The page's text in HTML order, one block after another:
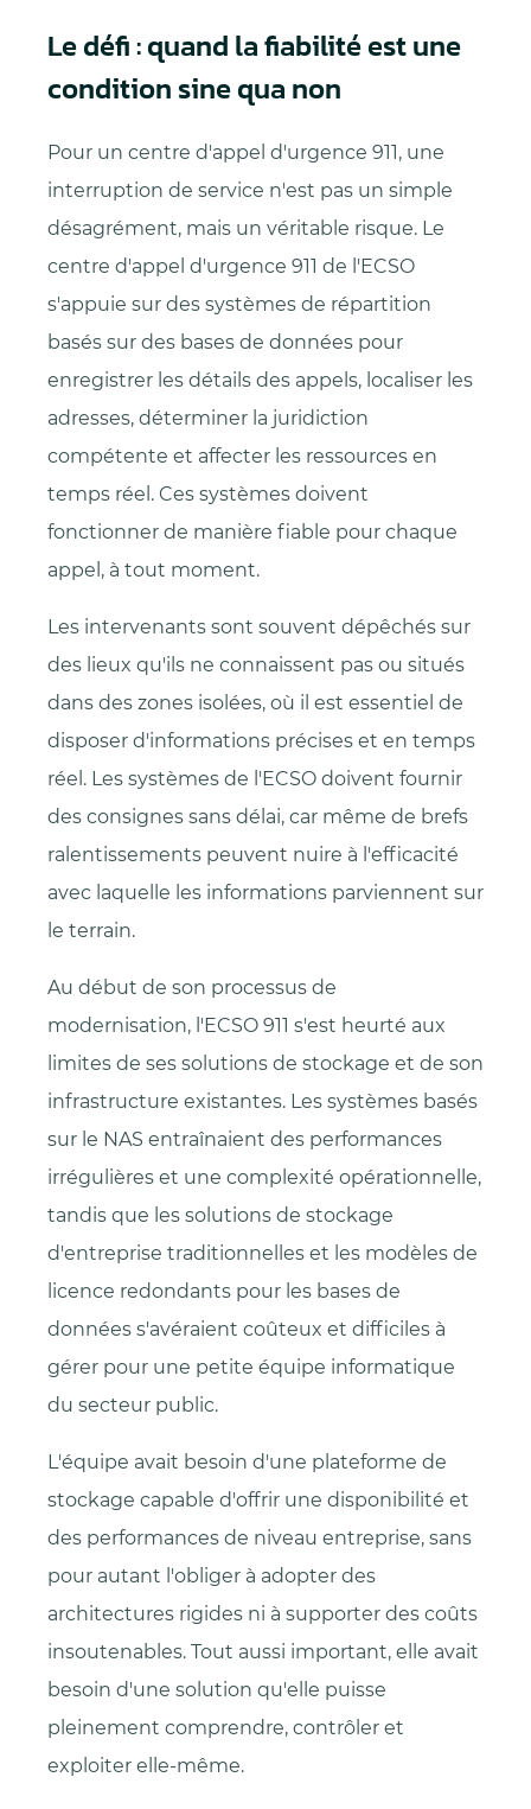
Le défi : quand la fiabilité est une
condition sine qua non
Pour un centre d'appel d'urgence 911, une
interruption de service n'est pas un simple
désagrément, mais un véritable risque. Le
centre d'appel d'urgence 911 de l'ECSO
s'appuie sur des systèmes de répartition
basés sur des bases de données pour
enregistrer les détails des appels, localiser les
adresses, déterminer la juridiction
compétente et affecter les ressources en
temps réel. Ces systèmes doivent
fonctionner de manière fiable pour chaque
appel, à tout moment.
Les intervenants sont souvent dépêchés sur
des lieux qu'ils ne connaissent pas ou situés
dans des zones isolées, où il est essentiel de
disposer d'informations précises et en temps
réel. Les systèmes de l'ECSO doivent fournir
des consignes sans délai, car même de brefs
ralentissements peuvent nuire à l'efficacité
avec laquelle les informations parviennent sur
le terrain.
Au début de son processus de
modernisation, l'ECSO 911 s'est heurté aux
limites de ses solutions de stockage et de son
infrastructure existantes. Les systèmes basés
sur le NAS entraînaient des performances
irrégulières et une complexité opérationnelle,
tandis que les solutions de stockage
d'entreprise traditionnelles et les modèles de
licence redondants pour les bases de
données s'avéraient coûteux et difficiles à
gérer pour une petite équipe informatique
du secteur public.
L'équipe avait besoin d'une plateforme de
stockage capable d'offrir une disponibilité et
des performances de niveau entreprise, sans
pour autant l'obliger à adopter des
architectures rigides ni à supporter des coûts
insoutenables. Tout aussi important, elle avait
besoin d'une solution qu'elle puisse
pleinement comprendre, contrôler et
exploiter elle-même.